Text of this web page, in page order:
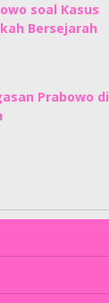
soal Kasus
Bersejarah
Prabowo di